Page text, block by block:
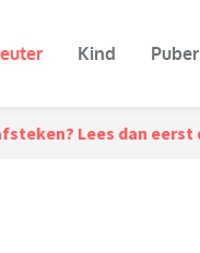
Kind Puber
Lees dan